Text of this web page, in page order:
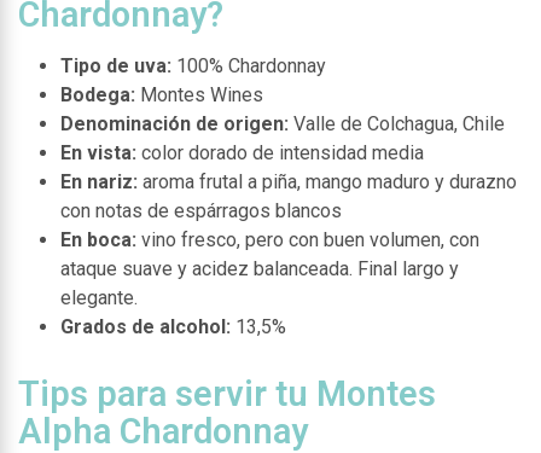
Chardonnay?
Tipo de uva: 100% Chardonnay
Bodega: Montes Wines
Denominación de origen: Valle de Colchagua, Chile
En vista: color dorado de intensidad media
En nariz: aroma frutal a piña, mango maduro y durazno
con notas de espárragos blancos
En boca: vino fresco, pero con buen volumen, con
ataque suave y acidez balanceada. Final largo y
elegante.
Grados de alcohol: 13,5%
Tips para servir tu Montes
Alpha Chardonnay